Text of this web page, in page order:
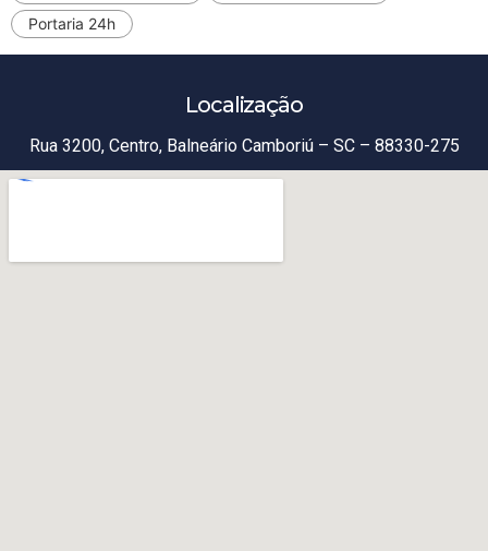
Portaria 24h
Localização
Rua 3200, Centro, Balneário Camboriú – SC – 88330-275